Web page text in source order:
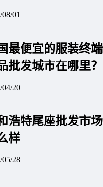
08/01
最便宜的服装终端
批发城市在哪里？
04/20
浩特尾座批发市场
样
05/28